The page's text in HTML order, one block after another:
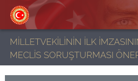
MİLLETVEKİLİNİN İLK
MECLİS SORUŞTURMASI